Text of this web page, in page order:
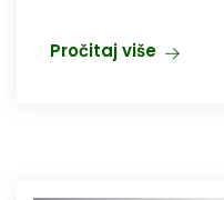
Pročitaj više